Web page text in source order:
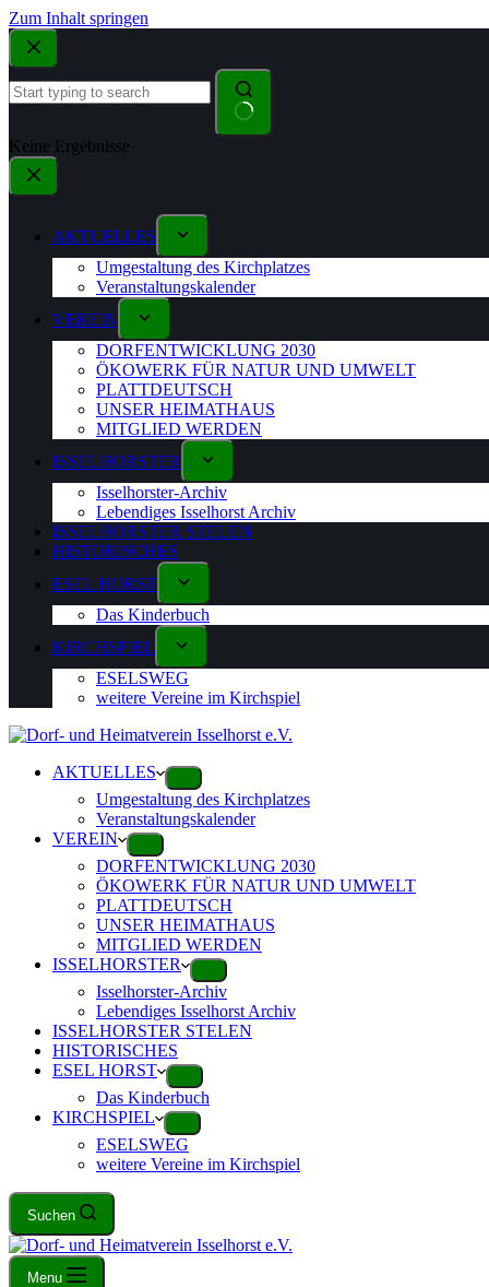
Zum Inhalt springen
Keine Ergebnisse
AKTUELLES
Umgestaltung des Kirchplatzes
Veranstaltungskalender
VEREIN
DORFENTWICKLUNG 2030
ÖKOWERK FÜR NATUR UND UMWELT
PLATTDEUTSCH
UNSER HEIMATHAUS
MITGLIED WERDEN
ISSELHORSTER
Isselhorster-Archiv
Lebendiges Isselhorst Archiv
ISSELHORSTER STELEN
HISTORISCHES
ESEL HORST
Das Kinderbuch
KIRCHSPIEL
ESELSWEG
weitere Vereine im Kirchspiel
AKTUELLES
Umgestaltung des Kirchplatzes
Veranstaltungskalender
VEREIN
DORFENTWICKLUNG 2030
ÖKOWERK FÜR NATUR UND UMWELT
PLATTDEUTSCH
UNSER HEIMATHAUS
MITGLIED WERDEN
ISSELHORSTER
Isselhorster-Archiv
Lebendiges Isselhorst Archiv
ISSELHORSTER STELEN
HISTORISCHES
ESEL HORST
Das Kinderbuch
KIRCHSPIEL
ESELSWEG
weitere Vereine im Kirchspiel
Suchen
Menu